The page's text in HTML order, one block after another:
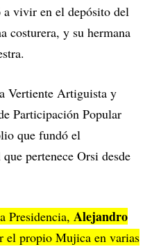
vivir en el depósito del
costurera, y su hermana
Vertiente Artiguista y
Participación Popular
que fundó el
pertenece Orsi desde
Presidencia, Alejandro
el propio Mujica en varias